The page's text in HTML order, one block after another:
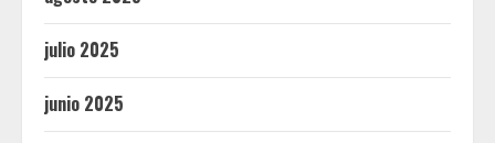
julio 2025
junio 2025